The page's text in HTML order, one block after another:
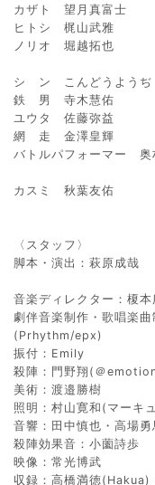
カザト 望月真富士
ヒトシ 梶山武雅
ノリオ 堀越拓也
シ ン こんどうようぢ
鉄 男 寺木慧佑
ユウタ 佐藤弥益
網 走 金澤皇輝
バトルパフォーマー
カスミ 秋葉友佑
〈スタッフ〉
脚本・演出：萩原成哉
音楽ディレクター：榎本
劇伴音楽制作・歌唱楽
(Prhythm/epx)
振付：Emily
殺陣：門野翔(＠
美術：渡邉勝樹
照明：村山寛和(マーキ
音響：田中慎也・高場
殺陣効果音：小薗詩歩
映像：常光博武
収録：高橋満徳(Hakua)